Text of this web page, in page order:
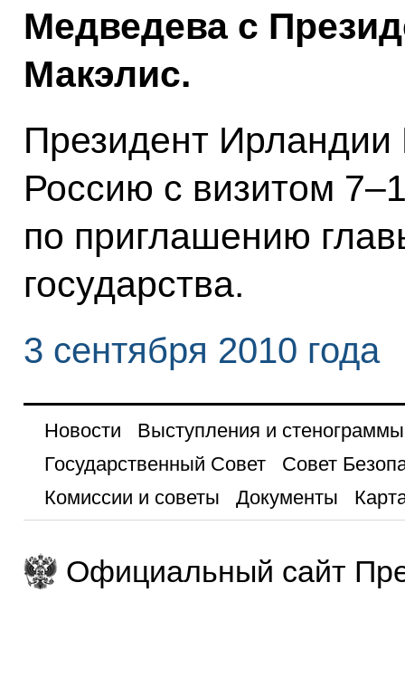
Медведева с
Макэлис.
Президент
Россию с визитом
по приглашению
государства.
3 сентября 2010 года
Новости
Выступления и стенограммы
Государственный Совет
Совет
Комиссии и советы
Документы
Официальный сайт